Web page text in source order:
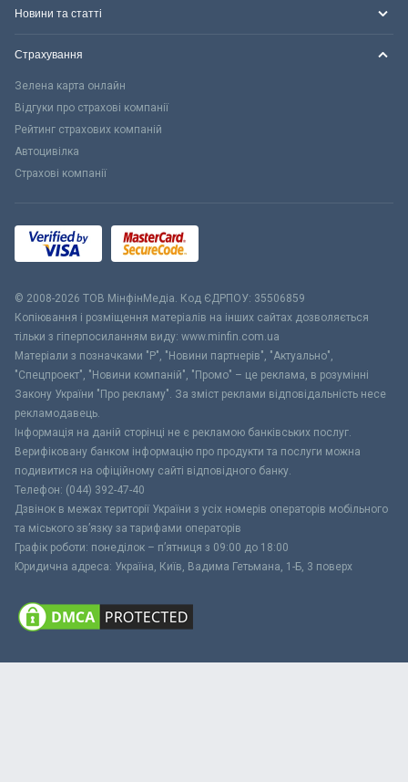
Новини та статті
Страхування
Зелена карта онлайн
Відгуки про страхові компанії
Рейтинг страхових компаній
Автоцивілка
Страхові компанії
© 2008-2026 ТОВ МiнфiнМедiа. Код ЄДРПОУ: 35506859
Копіювання і розміщення матеріалів на інших сайтах дозволяється
тільки з гіперпосиланням виду: www.minfin.com.ua
Матеріали з позначками "Р", "Новини партнерів", "Актуально",
"Спецпроект", "Новини компаній", "Промо" – це реклама, в розумінні
Закону України "Про рекламу". За зміст реклами відповідальність несе
рекламодавець.
Інформація на даній сторінці не є рекламою банківських послуг.
Верифіковану банком інформацію про продукти та послуги можна
подивитися на офіційному сайті відповідного банку.
Телефон: (044) 392-47-40
Дзвінок в межах території України з усіх номерів операторів мобільного
та міського зв’язку за тарифами операторів
Графік роботи: понеділок – п’ятниця з 09:00 до 18:00
Юридична адреса: Україна, Київ, Вадима Гетьмана, 1-Б, 3 поверх